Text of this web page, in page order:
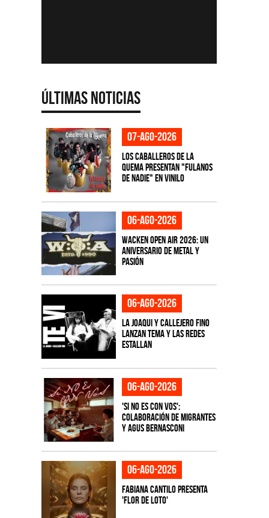
Últimas Noticias
07-ago-2026
Los Caballeros de la
Quema presentan "Fulanos
de Nadie" en vinilo
06-ago-2026
Wacken Open Air 2026: Un
aniversario de metal y
pasión
06-ago-2026
La Joaqui y Callejero Fino
lanzan tema y las redes
estallan
06-ago-2026
'Si No Es Con Vos':
colaboración de Migrantes
y Agus Bernasconi
06-ago-2026
Fabiana Cantilo presenta
'Flor de Loto'